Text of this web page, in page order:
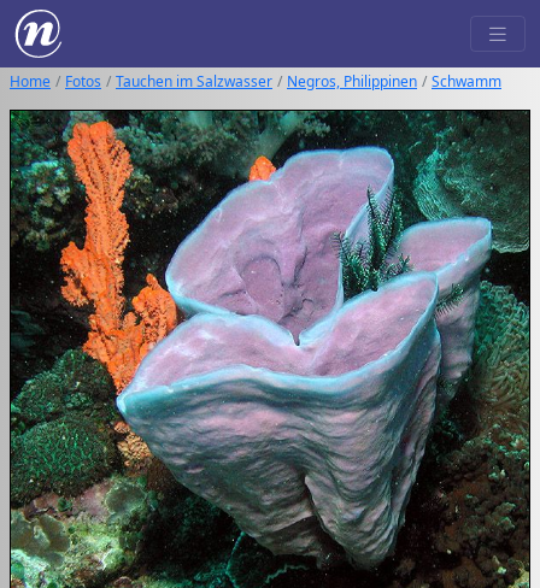
Home Fotos Tauchen im Salzwasser Negros, Philippinen Schwamm